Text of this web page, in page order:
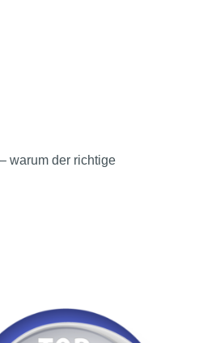
warum der richtige